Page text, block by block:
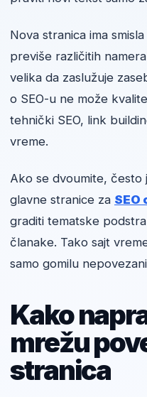
Nova stranica ima
previše različitih
velika da zaslužuje
o SEO-u ne može
tehnički SEO, link
vreme.
Ako se dvoumite,
glavne stranice za SEO
graditi tematske
članake. Tako sajt
samo gomilu
Kako
mrežu
stranica